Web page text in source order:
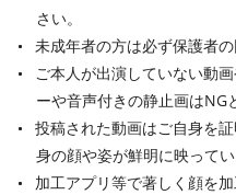
さい。
未成年者の方は必ず保護者
ご本人が出演していない動
ーや音声付きの静止画はNG
投稿された動画はご自身を
身の顔や姿が鮮明に映ってい
加工アプリ等で著しく顔を